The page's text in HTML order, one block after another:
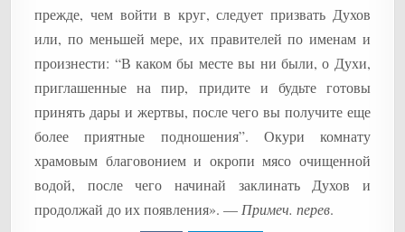
прежде, чем войти в круг, следует призвать Духов
или, по меньшей мере, их правителей по именам и
произнести: “В каком бы месте вы ни были, о Духи,
приглашенные на пир, придите и будьте готовы
принять дары и жертвы, после чего вы получите еще
более приятные подношения”. Окури комнату
храмовым благовонием и окропи мясо очищенной
водой, после чего начинай заклинать Духов и
продолжай до их появления». — Примеч. перев.